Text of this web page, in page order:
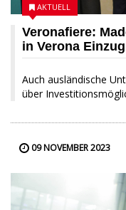
Veronafiere:
in Verona Einzug
Auch ausländische
über
AKTUELL
09 NOVEMBER 2023